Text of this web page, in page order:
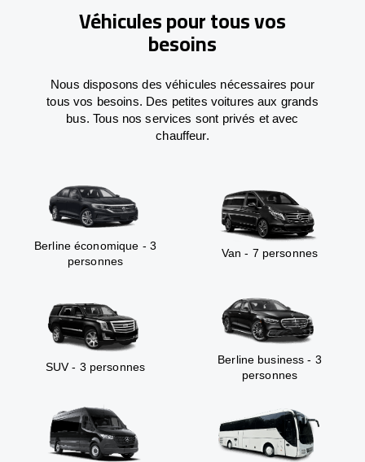
Véhicules pour tous vos
besoins
Nous disposons des véhicules nécessaires pour
tous vos besoins. Des petites voitures aux grands
bus. Tous nos services sont privés et avec
chauffeur.
Berline économique - 3
personnes
Van - 7 personnes
SUV - 3 personnes
Berline business - 3
personnes